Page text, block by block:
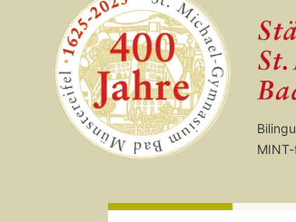
Zum Seiteninhalt springen